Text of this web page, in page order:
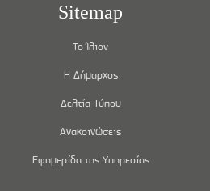
Sitemap
Το Ίλιον
Η Δήμαρχος
Δελτία Τύπου
Ανακοινώσεις
Εφημερίδα της Υπηρεσίας